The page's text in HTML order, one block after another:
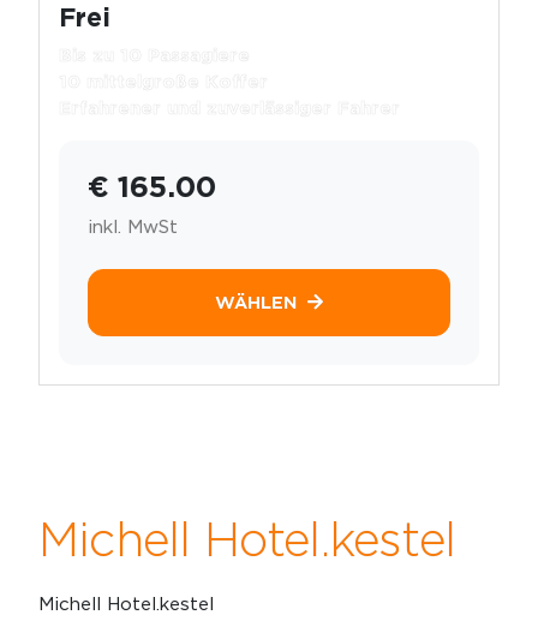
Frei
Bis zu 10 Passagiere
10 mittelgroße Koffer
Erfahrener und zuverlässiger Fahrer
€ 165.00
inkl. MwSt
WÄHLEN
Michell Hotel.kestel
Michell Hotel.kestel